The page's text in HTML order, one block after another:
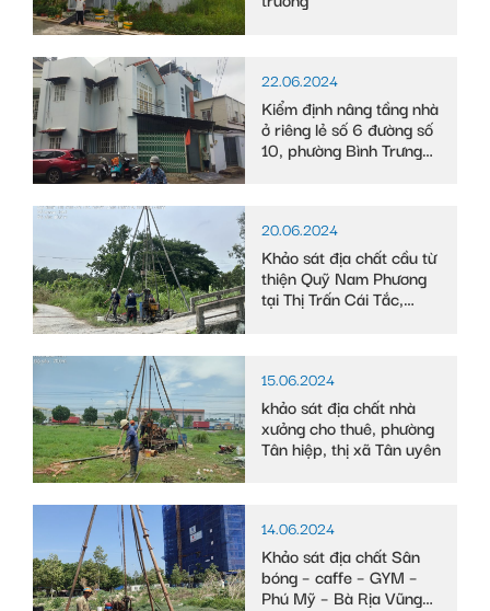
22.06.2024
Kiểm định nâng tầng nhà
ở riêng lẻ số 6 đường số
10, phường Bình Trưng
20.06.2024
Khảo sát địa chất cầu từ
thiện Quỹ Nam Phương
tại Thị Trấn Cái Tắc,
15.06.2024
khảo sát địa chất nhà
xưởng cho thuê, phường
Tân hiệp, thị xã Tân uyên
14.06.2024
Khảo sát địa chất Sân
bóng – caffe – GYM –
Phú Mỹ – Bà Rịa Vũng